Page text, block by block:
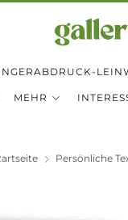
MEHR
Persönliche